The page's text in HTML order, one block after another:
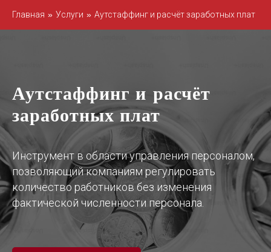
Главная » Услуги » Аутстаффинг и расчёт заработных плат
Аутстаффинг и расчёт
заработных плат
Инструмент в области управления персоналом,
позволяющий компаниям регулировать
количество работников без изменения
фактической численности персонала.